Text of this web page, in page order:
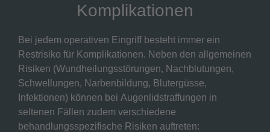
Komplikationen
Bei jedem operativen Eingriff besteht immer ein
Restrisiko für Komplikationen. Neben den allgemeinen
Risiken (Wundheilungsstörungen, Nachblutungen,
Schwellungen, Narbenbildung, Blutergüsse,
Infektionen) können bei Augenlidstraffungen in
seltenen Fällen zudem verschiedene
behandlungsspezifische Risiken auftreten: